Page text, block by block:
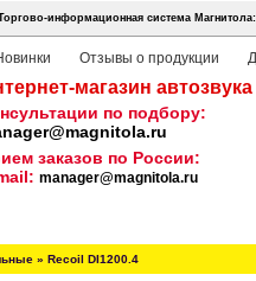
информационная система
Отзывы о продукции
магазин
по подбору:
заказов по России:
manager@magnitola.ru
» Recoil DI1200.4